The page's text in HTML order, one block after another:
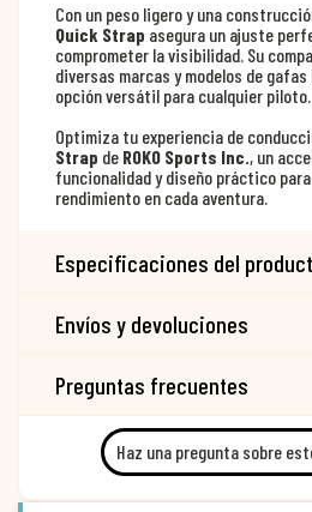
Con un peso ligero y una
Quick Strap asegura un ajuste
comprometer la visibilidad. Su
diversas marcas y modelos de
opción versátil para cualquier piloto.
Optimiza tu experiencia de
Strap de ROKO Sports Inc., un
funcionalidad y diseño práctico
rendimiento en cada aventura.
Especificaciones del
Envíos y devoluciones
Preguntas frecuentes
Haz una pregunta sobre